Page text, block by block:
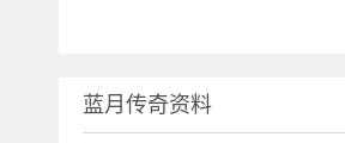
蓝月传奇资料